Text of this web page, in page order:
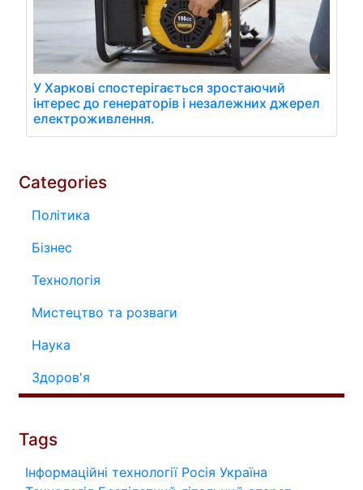
У Харкові спостерігається зростаючий
інтерес до генераторів і незалежних джерел
електроживлення.
Categories
Політика
Бізнес
Технологія
Мистецтво та розваги
Наука
Здоров'я
Tags
Інформаційні технології Росія Україна